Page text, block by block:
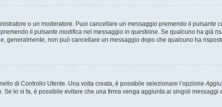
o un moderatore. Puoi cancellare un messaggio premendo il pulsante
il pulsante modifica nel messaggio in questione. Se qualcuno ha già
generalmente, non può cancellare un messaggio dopo che qualcuno ha
di Controllo Utente. Una volta creata, è possibile selezionare l’opzione
lo si fa, è possibile evitare che una firma venga aggiunta ai singoli